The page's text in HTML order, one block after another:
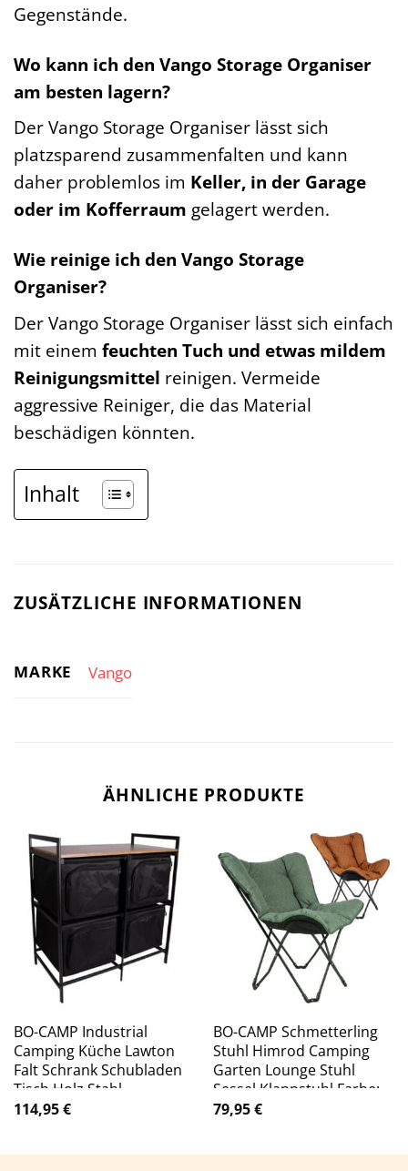
Gegenstände.
Wo kann ich den Vango Storage Organiser
am besten lagern?
Der Vango Storage Organiser lässt sich
platzsparend zusammenfalten und kann
daher problemlos im Keller, in der Garage
oder im Kofferraum gelagert werden.
Wie reinige ich den Vango Storage
Organiser?
Der Vango Storage Organiser lässt sich einfach
mit einem feuchten Tuch und etwas mildem
Reinigungsmittel reinigen. Vermeide
aggressive Reiniger, die das Material
beschädigen könnten.
Inhalt
ZUSÄTZLICHE INFORMATIONEN
MARKE Vango
ÄHNLICHE PRODUKTE
BO-CAMP Industrial
Camping Küche Lawton
Falt Schrank Schubladen
Tisch Holz Stahl
114,95€
BO-CAMP Schmetterling
Stuhl Himrod Camping
Garten Lounge Stuhl
Sessel Klappstuhl Farbe:
Clay
79,95€